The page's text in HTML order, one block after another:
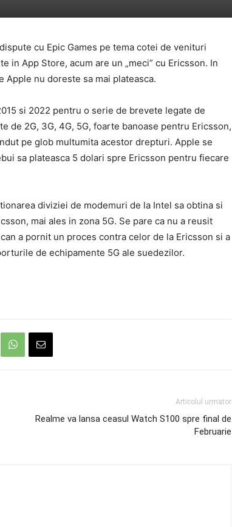
cu Epic Games pe tema cotei de venituri
in App Store, acum are un „meci” cu Ericsson. In
nu doreste sa mai plateasca.
si 2022 pentru o serie de brevete legate de
de 2G, 3G, 4G, 5G, foarte banoase pentru Ericsson,
pe glob multumita acestor drepturi. Apple se
sa plateasca 5 dolari spre Ericsson pentru fiecare
diviziei de modemuri de la Intel sa obtina si
mai ales in zona 5G. Se pare ca nu a reusit
a pornit un proces contra celor de la Ericsson si a
de echipamente 5G ale suedezilor.
Articolul urmator
Realme va lansa ceasul Watch S100 spre final de
Februarie